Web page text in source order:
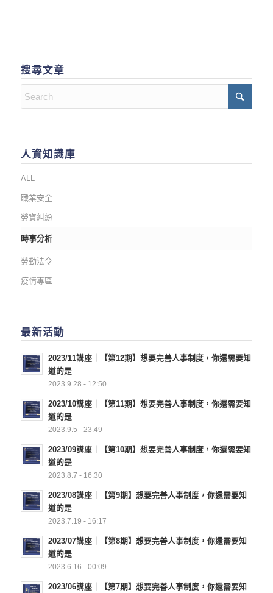
搜尋文章
人資知識庫
ALL
職業安全
勞資糾紛
時事分析
勞動法令
疫情專區
最新活動
2023/11講座｜【第12期】想要完善人事制度，你還需要知
道的是
2023.9.28 - 12:50
2023/10講座｜【第11期】想要完善人事制度，你還需要知
道的是
2023.9.5 - 23:49
2023/09講座｜【第10期】想要完善人事制度，你還需要知
道的是
2023.8.7 - 16:30
2023/08講座｜【第9期】想要完善人事制度，你還需要知
道的是
2023.7.19 - 16:17
2023/07講座｜【第8期】想要完善人事制度，你還需要知
道的是
2023.6.16 - 00:09
2023/06講座｜【第7期】想要完善人事制度，你還需要知